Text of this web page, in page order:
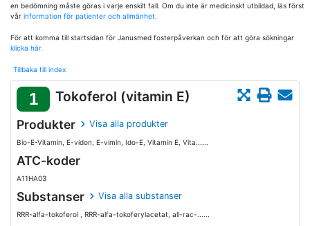
en bedömning måste göras i varje enskilt fall. Om du inte är medicinskt utbildad, läs först
vår information för patienter och allmänhet.
För att komma till startsidan för Janusmed fosterpåverkan och för att göra sökningar
klicka här.
Tillbaka till index
1 Tokoferol (vitamin E)
Produkter Visa alla produkter
Bio-E-Vitamin, E-vidon, E-vimin, Ido-E, Vitamin E, Vita......
ATC-koder
A11HA03
Substanser Visa alla substanser
RRR-alfa-tokoferol , RRR-alfa-tokoferylacetat, all-rac-......